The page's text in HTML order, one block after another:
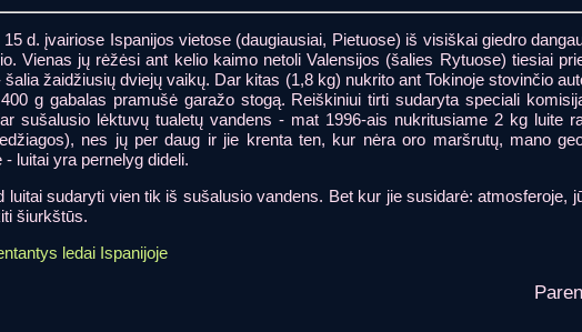
d. įvairiose Ispanijos vietose (daugiausiai, Pietuose) iš visiškai giedro
Vienas jų rėžėsi ant kelio kaimo netoli Valensijos (šalies Rytuose) tiesiai
žaidžiusių dviejų vaikų. Dar kitas (1,8 kg) nukrito ant Tokinoje stovinčio
g gabalas pramušė garažo stogą. Reiškiniui tirti sudaryta speciali
sušalusio lėktuvų tualetų vandens - mat 1996-ais nukritusiame 2 kg luite
nes jų per daug ir jie krenta ten, kur nėra oro maršrutų, mano
luitai yra pernelyg dideli.
luitai sudaryti vien tik iš sušalusio vandens. Bet kur jie susidarė: atmosferoje,
šiurkštūs.
ledai Ispanijoje